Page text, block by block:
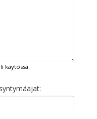
käytössä.